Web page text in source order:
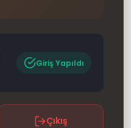
Giriş Yapıldı
Çıkış